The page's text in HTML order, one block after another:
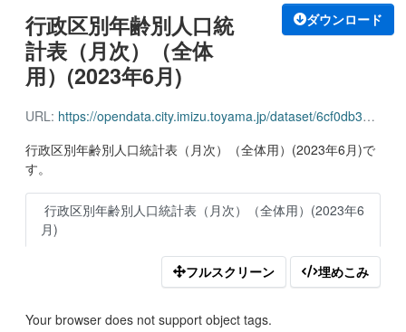
ダウンロード
行政区別年齢別人口統
計表（月次）（全体
用）(2023年6月)
URL: https://opendata.city.imizu.toyama.jp/dataset/6cf0db36-afe8-4167-9d4d-5a899959eba7/resource/4074e901-eb89-47d9-b1c1-96b6456aaac0/download/162116_age_population_all_202306.pdf
行政区別年齢別人口統計表（月次）（全体用）(2023年6月)で
す。
行政区別年齢別人口統計表（月次）（全体用）(2023年6
月)
フルスクリーン 埋めこみ
Your browser does not support object tags.